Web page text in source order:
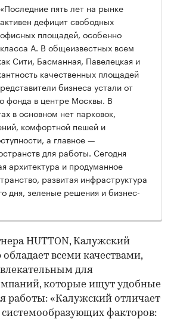
«Последние пять лет на рынке
активен дефицит свободных
офисных площадей, особенно
класса А. В общеизвестных всем
Сити, Басманная, Павелецкая и
качественных площадей
бизнеса устали от
фонда в центре Москвы. В
в основном нет парковок,
комфортной пешей и
а главное —
для работы. Сегодня
архитектура и продуманное
развитая инфраструктура
дня, зеленые решения и бизнес-
HUTTON, Калужский
обладает всеми качествами,
для
которые ищут удобные
работы: «Калужский отличает
системообразующих факторов: